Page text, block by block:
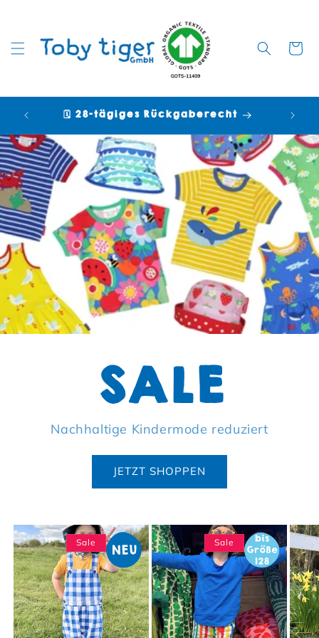
🗓️ 28-tägiges Rückgaberecht
SALE
Nachhaltige Kindermode reduziert
JETZT SHOPPEN
Sale Sale